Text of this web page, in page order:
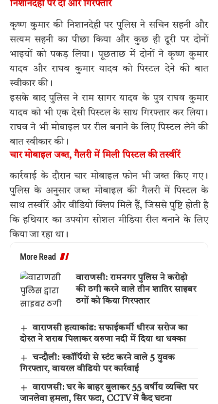
निशानदेही पर दो और गिरफ्तार
कृष्ण कुमार की निशानदेही पर पुलिस ने सचिन सहनी और
सत्यम सहनी का पीछा किया और कुछ ही दूरी पर दोनों
भाइयों को पकड़ लिया। पूछताछ में दोनों ने कृष्ण कुमार
यादव और राघव कुमार यादव को पिस्टल देने की बात
स्वीकार की।
इसके बाद पुलिस ने राम सागर यादव के पुत्र राघव कुमार
यादव को भी एक देसी पिस्टल के साथ गिरफ्तार कर लिया।
राघव ने भी मोबाइल पर रील बनाने के लिए पिस्टल लेने की
बात स्वीकार की।
चार मोबाइल जब्त, गैलरी में मिली पिस्टल की तस्वीरें
कार्रवाई के दौरान चार मोबाइल फोन भी जब्त किए गए।
पुलिस के अनुसार जब्त मोबाइल की गैलरी में पिस्टल के
साथ तस्वीरें और वीडियो क्लिप मिले हैं, जिससे पुष्टि होती है
कि हथियार का उपयोग सोशल मीडिया रील बनाने के लिए
किया जा रहा था।
More Read
वाराणसी: रामनगर पुलिस ने करोड़ो
की ठगी करने वाले तीन शातिर साइबर
ठगों को किया गिरफ्तार
वाराणसी हत्याकांड: सफाईकर्मी धीरज सरोज का
दोस्त ने शराब पिलाकर वरुणा नदी में दिया था धक्का
चन्दौली: स्कॉर्पियो से स्टंट करने वाले 5 युवक
गिरफ्तार, वायरल वीडियो पर कार्रवाई
वाराणसी: घर के बाहर बुलाकर 55 वर्षीय व्यक्ति पर
जानलेवा हमला, सिर फटा, CCTV में कैद घटना